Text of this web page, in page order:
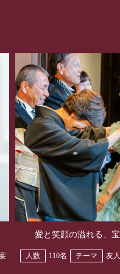
愛と笑顔の溢れる、
人数 110名 テーマ 友